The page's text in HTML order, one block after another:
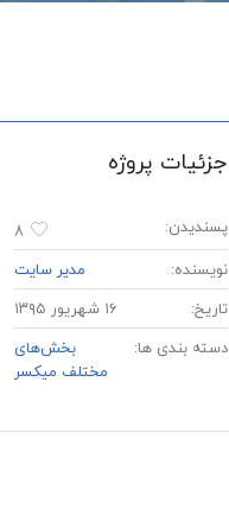
جزئیات پروژه
پسندیدن:
۸
نویسنده:
مدیر سایت
تاریخ:
۱۶ شهریور ۱۳۹۵
دسته بندی ها:
بخش‌های
مختلف میکسر